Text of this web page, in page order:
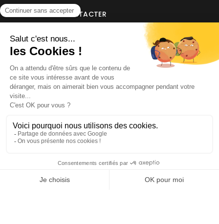
NOUS CONTACTER
INFORMATIONS
NOS PARTENAIRES
HORAIRES D'OUVERTURE
Création site ecommerce : SFIlMentions Légales